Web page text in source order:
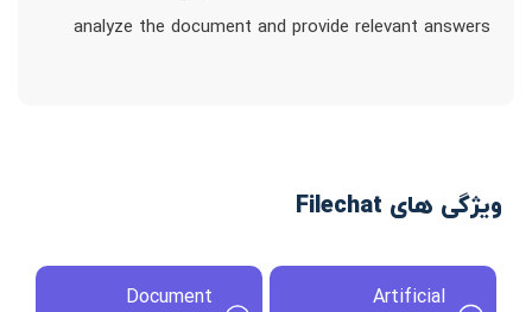
analyze the document and provide relevant answers
ویژگی های Filechat
Artificial
Document